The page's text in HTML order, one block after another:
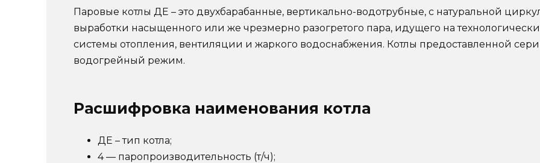
Паровые котлы ДЕ – это двухбарабанные, вертикально-водотрубные, с натуральной
выработки насыщенного или же чрезмерно разогретого пара, идущего на
системы отопления, вентиляции и жаркого водоснабжения. Котлы предоставленной
водогрейный режим.
Расшифровка наименования котла
ДЕ – тип котла;
4 — паропроизводительность (т/ч);